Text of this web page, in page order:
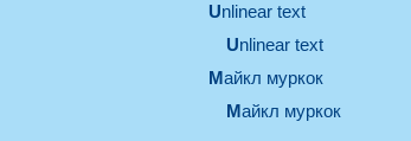
unlinear text
Unlinear text
майкл муркок
майкл муркок